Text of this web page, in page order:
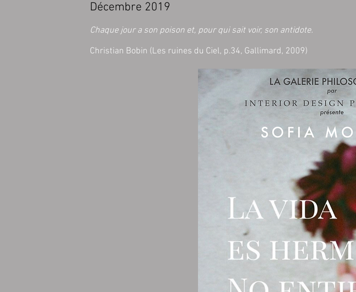
Décembre 2019
Chaque jour a son poison et, pour qui sait voir, son antidote.
Christian Bobin (Les ruines du Ciel, p.34, Gallimard, 2009)